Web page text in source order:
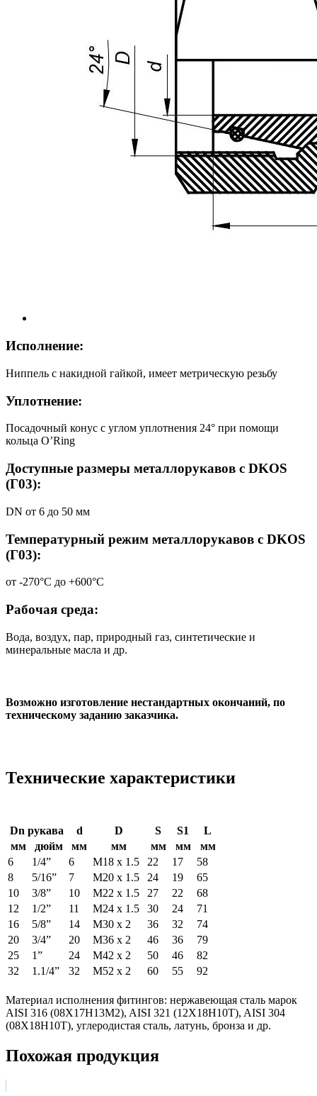
Исполнение:
Ниппель с накидной гайкой, имеет метрическую резьбу
Уплотнение:
Посадочный конус с углом уплотнения 24° при помощи
кольца O’Ring
Доступные размеры металлорукавов с DKOS
(Г03):
DN от 6 до 50 мм
Температурный режим металлорукавов с DKOS
(Г03):
от -270°С до +600°С
Рабочая среда:
Вода, воздух, пар, природный газ, синтетические и
минеральные масла и др.
Возможно изготовление нестандартных окончаний, по
техническому заданию заказчика.
Технические характеристики
Dn рукава d D S S1
L
мм
дюйм мм мм мм мм
мм
6
1/4” 6 М18 х 1.5 22 17
58
8
5/16” 7 М20 х 1.5 24 19
65
10
3/8” 10 М22 х 1.5 27 22
68
12
1/2” 11 М24 х 1.5 30 24
71
16
5/8” 14 М30 х 2 36 32
74
20
3/4” 20 М36 х 2 46 36
79
25
1” 24 М42 х 2 50 46
82
32
1.1/4” 32 М52 х 2 60 55 92
Материал исполнения фитингов: нержавеющая сталь марок
AISI 316 (08Х17Н13М2), AISI 321 (12Х18Н10Т), AISI 304
(08Х18Н10Т), углеродистая сталь, латунь, бронза и др.
Похожая продукция